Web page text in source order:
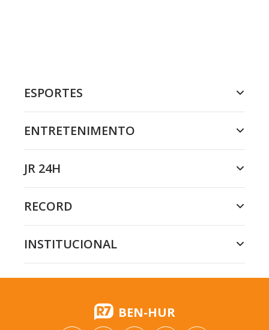
ESPORTES
ENTRETENIMENTO
JR 24H
RECORD
INSTITUCIONAL
BEN-HUR